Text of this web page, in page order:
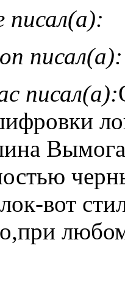
писал(а):
писал(а):
писал(а):
вот